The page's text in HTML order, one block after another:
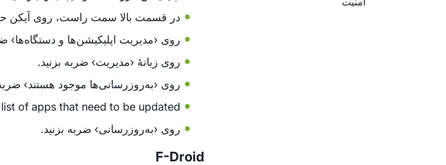
در قسمت بالا سمت راست، روی آیکن
روی ‹مدیریت اپلیکیشن‌ها و دستگاه‌ها›
روی زبانهٔ ‹مدیریت› ضربه بزنید.
روی ‹به‌روزرسانی‌ها موجود هستند› ضربه
of apps that need to be updated.
روی ‹به‌روزرسانی› ضربه بزنید.
F-Droid